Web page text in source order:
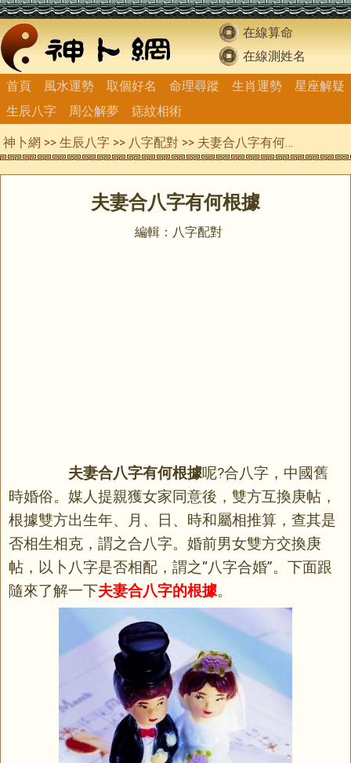
在線算命
在線測姓名
首頁
風水運勢 取個好名 命理尋蹤 生肖運勢
星座解疑
生辰八字
周公解夢 痣紋相術
神卜網 >> 生辰八字 >> 八字配對 >> 夫妻合八字有何根據
夫妻合八字有何根據
編輯：八字配對
夫妻合八字有何根據呢?合八字，中國舊
時婚俗。媒人提親獲女家同意後，雙方互換庚帖，
根據雙方出生年、月、日、時和屬相推算，查其是
否相生相克，謂之合八字。婚前男女雙方交換庚
帖，以卜八字是否相配，謂之“八字合婚”。下面跟
隨來了解一下夫妻合八字的根據。